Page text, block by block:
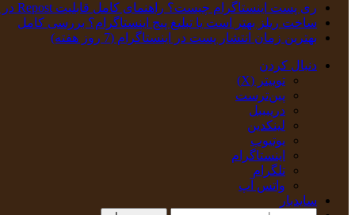
ری پست اینستاگرام چیست؟ راهنمای کامل قابلیت Repost در اینستاگرام
ساخت ریلز بهتر است یا تبلیغ پیج اینستاگرام؟ بررسی کامل
بهترین زمان انتشار پست در اینستاگرام (7 روز هفته)
دنبال کردن
توییتر (X)
‫پین‌ترست
دریبببل
لینکدین
یوتیوب
اینستاگرام
تلگرام
واتس آپ
سایدبار